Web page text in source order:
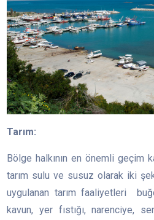
Tarım:
Bölge halkının en önemli geçim
tarım sulu ve susuz olarak iki
uygulanan tarım faaliyetleri
kavun, yer fıstığı, narenciye,